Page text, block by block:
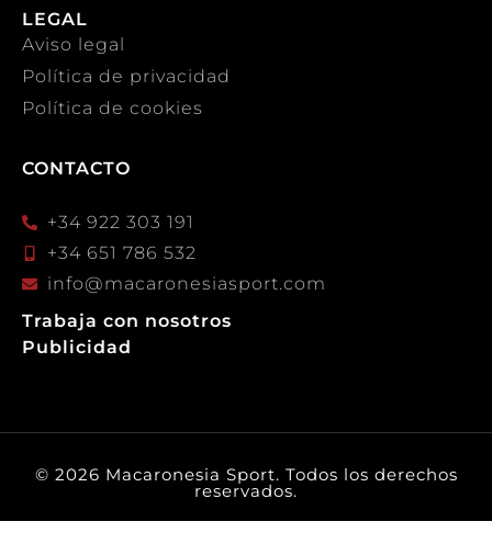
LEGAL
Aviso legal
Política de privacidad
Política de cookies
CONTACTO
+34 922 303 191
+34 651 786 532
info@macaronesiasport.com
Trabaja con nosotros
Publicidad
© 2026 Macaronesia Sport. Todos los derechos
reservados.